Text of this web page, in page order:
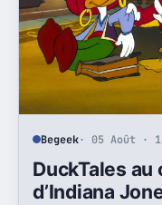
Begeek· 05 Août ·
DuckTales au
d’Indiana